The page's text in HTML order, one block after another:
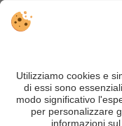
VIVOSüdtirol è il
Trentino Alto Adige